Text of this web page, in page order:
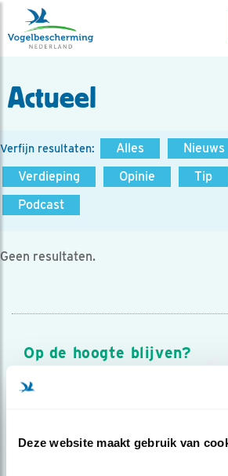
Deze website maakt gebruik van
Actueel
Verfijn resultaten: Alles Nieuws
Verdieping
Opinie Tip
Podcast
Geen resultaten.
Op de hoogte blijven?
Meld je aan en ontvang nieuws,
over vogels en activiteiten van